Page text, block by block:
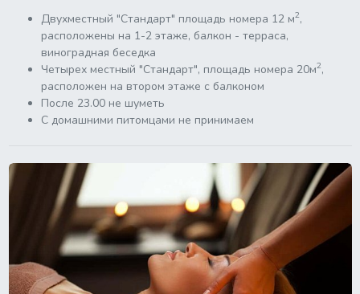
Двухместный "Стандарт" площадь номера 12 м2,
расположены на 1-2 этаже, балкон - терраса,
виноградная беседка
Четырех местный "Стандарт", площадь номера 20м2,
расположен на втором этаже с балконом
После 23.00 не шуметь
С домашними питомцами не принимаем